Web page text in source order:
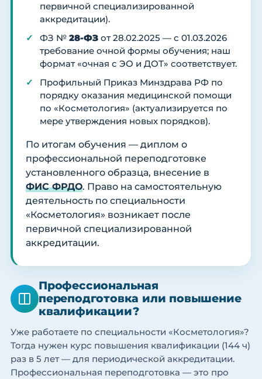
первичной специализированной
аккредитации).
ФЗ № 28-ФЗ от 28.02.2025 — с 01.03.2026
требование очной формы обучения; наш
формат «очная с ЭО и ДОТ» соответствует.
Профильный Приказ Минздрава РФ по
порядку оказания медицинской помощи
по «Косметология» (актуализируется по
мере утверждения новых порядков).
По итогам обучения — диплом о
профессиональной переподготовке
установленного образца, внесение в
ФИС ФРДО. Право на самостоятельную
деятельность по специальности
«Косметология» возникает после
первичной специализированной
аккредитации.
Профессиональная
переподготовка или повышение
квалификации?
Уже работаете по специальности «Косметология»?
Тогда нужен курс повышения квалификации (144 ч)
раз в 5 лет — для периодической аккредитации.
Профессиональная переподготовка — это про